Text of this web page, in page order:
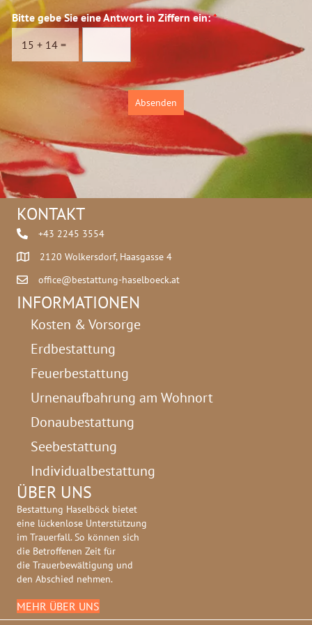
t
w
o
t
n
s
c
u
Bitte gebe Sie eine Antwort in Ziffern ein:*
15 + 14 =
Absenden
KONTAKT
+43 2245 3554
2120 Wolkersdorf, Haasgasse 4
office@bestattung-haselboeck.at
INFORMATIONEN
Kosten & Vorsorge
Erdbestattung
Feuerbestattung
Urnenaufbahrung am Wohnort
Donaubestattung
Seebestattung
Individualbestattung
ÜBER UNS
Bestattung Haselböck bietet
eine lückenlose Unterstützung
im Trauerfall. So können sich
die Betroffenen Zeit für
die Trauerbewältigung und
den Abschied nehmen.
MEHR ÜBER UNS